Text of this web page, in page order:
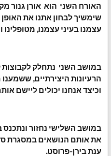
האורח השני הוא אורן גנור
שימשיך לבחון אתנו את
עצמנו בעיני עצמנו,
במושב השני נתחלק לקבוצות
הרעיונות היצירתיים, ששמענו
וכיצד אנחנו יכולים ליישם
במושב השלישי נחזור
את אותם הנושאים במסגרת
ענת בירן-פרוסט.